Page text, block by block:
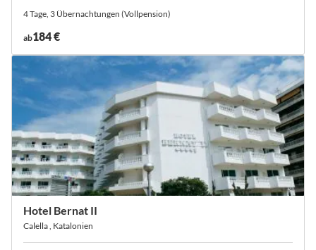
4 Tage, 3 Übernachtungen (Vollpension)
ab184 €
Hotel Bernat II
Calella , Katalonien